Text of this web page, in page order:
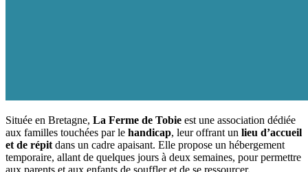
Située en Bretagne, La Ferme de Tobie est une association dédiée
aux familles touchées par le handicap, leur offrant un lieu d’accueil
et de répit dans un cadre apaisant. Elle propose un hébergement
temporaire, allant de quelques jours à deux semaines, pour permettre
aux parents et aux enfants de souffler et de se ressourcer.